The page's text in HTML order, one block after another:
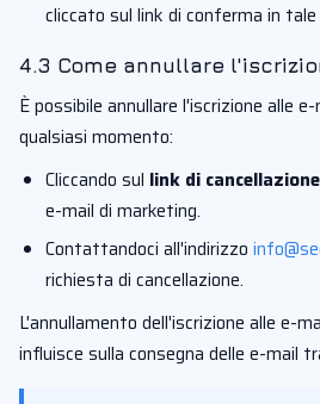
cliccato sul link di conferma in
4.3 Come annullare
È possibile annullare l'iscrizione alle
qualsiasi momento:
Cliccando sul link di cancellazione
e-mail di marketing.
Contattandoci all'indirizzo
richiesta di cancellazione.
L'annullamento dell'iscrizione alle e-
influisce sulla consegna delle e-mail